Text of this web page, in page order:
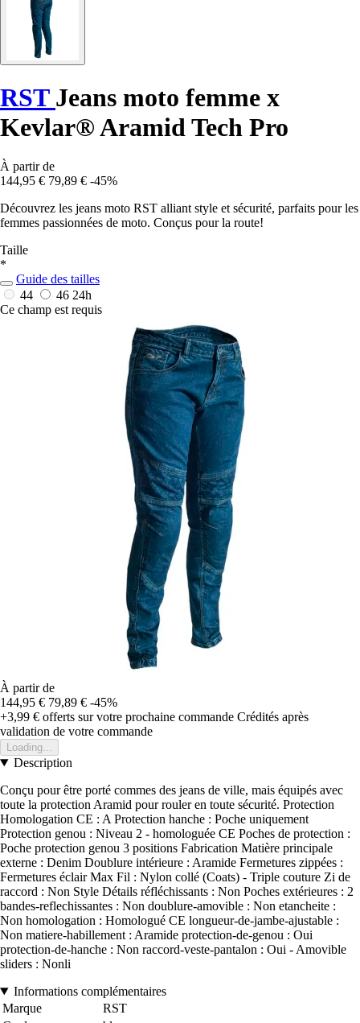
RST Jeans moto femme x
Kevlar® Aramid Tech Pro
À partir de
144,95 € 79,89 € -45%
Découvrez les jeans moto RST alliant style et sécurité, parfaits pour les
femmes passionnées de moto. Conçus pour la route!
Taille
*
Guide des tailles
44
46 24h
Ce champ est requis
À partir de
144,95 € 79,89 € -45%
+3,99 € offerts sur votre prochaine commande Crédités après
validation de votre commande
Loading...
Description
Conçu pour être porté commes des jeans de ville, mais équipés avec
toute la protection Aramid pour rouler en toute sécurité. Protection
Homologation CE : A Protection hanche : Poche uniquement
Protection genou : Niveau 2 - homologuée CE Poches de protection :
Poche protection genou 3 positions Fabrication Matière principale
externe : Denim Doublure intérieure : Aramide Fermetures zippées :
Fermetures éclair Max Fil : Nylon collé (Coats) - Triple couture Zi de
raccord : Non Style Détails réfléchissants : Non Poches extérieures : 2
bandes-reflechissantes : Non doublure-amovible : Non etancheite :
Non homologation : Homologué CE longueur-de-jambe-ajustable :
Non matiere-habillement : Aramide protection-de-genou : Oui
protection-de-hanche : Non raccord-veste-pantalon : Oui - Amovible
sliders : Nonli
Informations complémentaires
Marque
RST